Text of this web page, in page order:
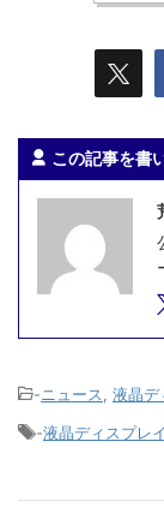
この記事を書
-ニュース
液晶デ
-液晶ディスプレイ